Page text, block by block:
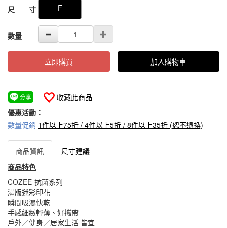
尺 寸 F
數量
立即購買 加入購物車
收藏此商品
優惠活動：
數量促銷 1件以上75折 / 4件以上5折 / 8件以上35折 (恕不退換)
商品資訊
尺寸建議
商品特色
COZEE-抗菌系列
滿版迷彩印花
瞬間吸濕快乾
手感細緻輕薄、好攜帶
戶外／健身／居家生活 皆宜